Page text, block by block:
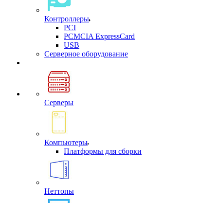
Контроллеры
PCI
PCMCIA ExpressCard
USB
Cерверное оборудование
Серверы
Компьютеры
Платформы для сборки
Неттопы